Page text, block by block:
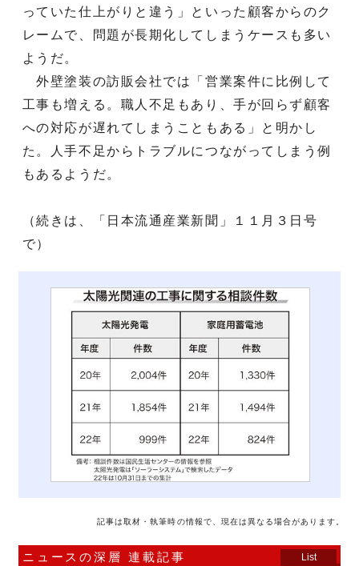
っていた仕上がりと違う」といった顧客からのク
レームで、問題が長期化してしまうケースも多い
ようだ。
外壁塗装の訪販会社では「営業案件に比例して
工事も増える。職人不足もあり、手が回らず顧客
への対応が遅れてしまうこともある」と明かし
た。人手不足からトラブルにつながってしまう例
もあるようだ。
（続きは、「日本流通産業新聞」１１月３日号
で）
記事は取材・執筆時の情報で、現在は異なる場合があります。
ニュースの深層 連載記事 List